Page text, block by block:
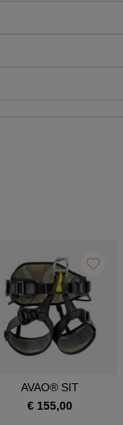
AVAO® SIT
€ 155,00